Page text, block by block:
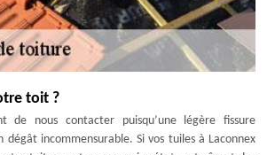
toit ?
de nous contacter puisqu’une légère fissure
incommensurable. Si vos tuiles à Laconnex